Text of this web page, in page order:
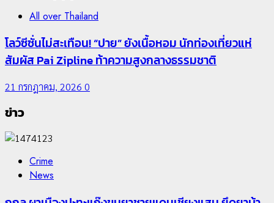
All over Thailand
โลว์ซีซั่นไม่สะเทือน! “ปาย” ยังเนื้อหอม นักท่องเที่ยวแห่
สัมผัส Pai Zipline ท้าความสูงกลางธรรมชาติ
21 กรกฎาคม, 2026 0
ข่าว
Crime
News